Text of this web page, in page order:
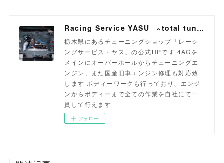
Racing Service YASU ~total tuning proshop~
栃木県にあるチューニングショップ「レーシ
ングサービス・ヤス」の公式HPです 4AGを
メインにオーバーホールからチューニングエ
ンジン、また国産旧車エンジン修理も対応致
します ボディーワークも行っており、エンジ
ンからボディーまで全ての作業を自社にて一
貫して行えます
フォロー